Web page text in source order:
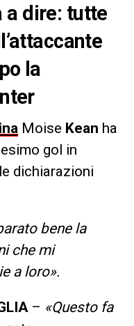
a dire: tutte
la
Moise Kean ha
gol in
dichiarazioni
bene la
che mi
a loro».
– «Questo fa